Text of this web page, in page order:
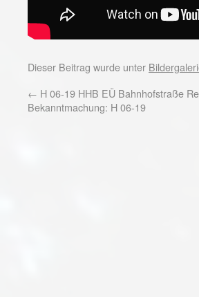
Dieser Beitrag wurde unter
← H 06-19 HHB EÜ Bahnhofstraße
Bekanntmachung: H 06-19